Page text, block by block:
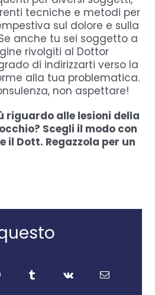
tecniche e metodi per
sul dolore e sulla
anche tu sei soggetto a
rivolgiti al Dottor
di indirizzarti verso la
alla tua problematica.
non aspettare!
riguardo alle lesioni della
Scegli il modo con
Dott. Regazzola per un